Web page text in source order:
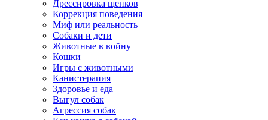
Дрессировка щенков
Коррекция поведения
Миф или реальность
Собаки и дети
Животные в войну
Кошки
Игры с животными
Канистерапия
Здоровье и еда
Выгул собак
Агрессия собак